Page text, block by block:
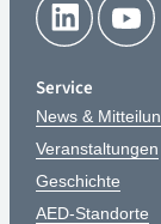
Service
News &
Veranstaltungen
Geschichte
AED-Standorte